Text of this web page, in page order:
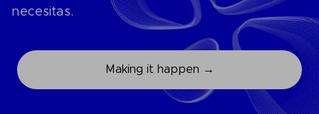
necesitas.
Making it happen →